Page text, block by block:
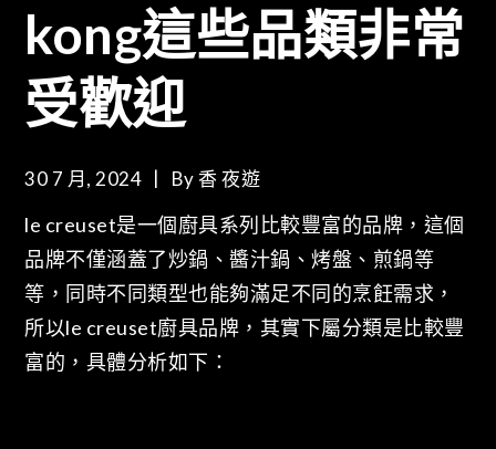
kong這些品類非常
受歡迎
30 7 月, 2024 By香 夜遊
le creuset是一個廚具系列比較豐富的品牌，這個
品牌不僅涵蓋了炒鍋、醬汁鍋、烤盤、煎鍋等
等，同時不同類型也能夠滿足不同的烹飪需求，
所以le creuset廚具品牌，其實下屬分類是比較豐
富的，具體分析如下：